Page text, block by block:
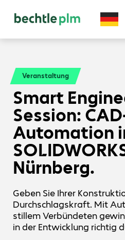
Veranstaltung
Smart
Session:
Automation
Nürnberg.
Geben Sie Ihrer
Durchschlagskraft. Mit
stillem Verbündeten
in der Entwicklung richtig